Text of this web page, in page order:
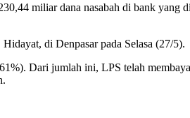
miliar dana nasabah di bank yang
Hidayat, di Denpasar pada Selasa (27/5).
Dari jumlah ini, LPS telah
.